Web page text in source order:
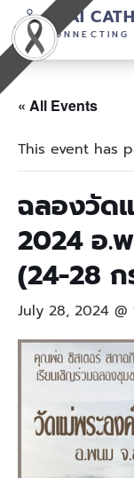
THAI
« All Events
This event has
ฉลองวัด
2024 อ.
(24-28
July 28, 2024 @